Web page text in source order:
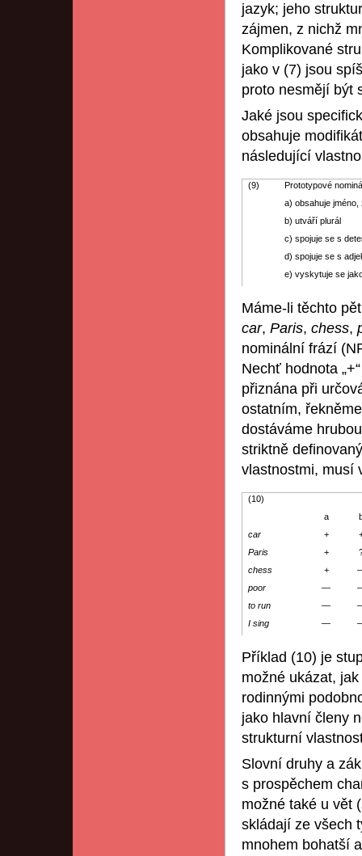
jazyk; jeho
zájmen, z nichž
Komplikované
jako v (7) jsou
proto nesmějí být
Jaké jsou
obsahuje
následující
(9)
Prototypové
a) obsahuje
b) utváří plurál
c) spojuje se s
d) spojuje se s
e) vyskytuje se
Máme-li těchto
car, Paris, chess,
nominální frází
Nechť hodnota
přiznána při
ostatním,
dostáváme
striktně
vlastnostmi, musí
(10)
a
car
+
Paris
+
chess
+
poor
—
to run
—
I sing
—
Příklad (10) je
možné ukázat,
rodinnými
jako hlavní členy
strukturní
Slovní druhy a
s prospěchem
možné také u vět
skládají ze všech
mnohem bohatší